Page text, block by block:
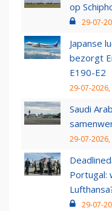
op
29-07-
Japanse
bezorgt
E190-E2
29-07-2026,
Saudi
29-07-2026,
Portugal:
29-07-